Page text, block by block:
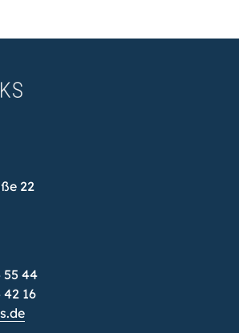
22
55 44
42 16